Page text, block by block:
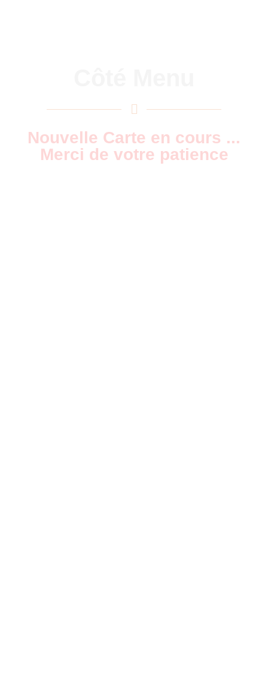
Nouvelle Carte en cours ...
Merci de votre patience